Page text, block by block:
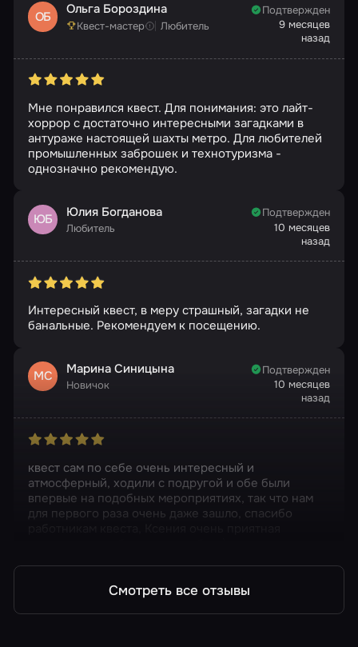
ОБ Ольга Бороздина
Квест-мастер Любитель
Подтвержден
9 месяцев
назад
Мне понравился квест. Для понимания: это лайт-
хоррор с достаточно интересными загадками в
антураже настоящей шахты метро. Для любителей
промышленных заброшек и технотуризма -
однозначно рекомендую.
ЮБ Юлия Богданова
Любитель
Подтвержден
10 месяцев
назад
Интересный квест, в меру страшный, загадки не
банальные. Рекомендуем к посещению.
МС Марина Синицына
Новичок
Подтвержден
10 месяцев
назад
квест сам по себе очень интересный и
атмосферный, ходили с подругой и обе были
впервые на подобных мероприятиях, так что нам
для первого раза очень даже зашло, спасибо
Смотреть все отзывы